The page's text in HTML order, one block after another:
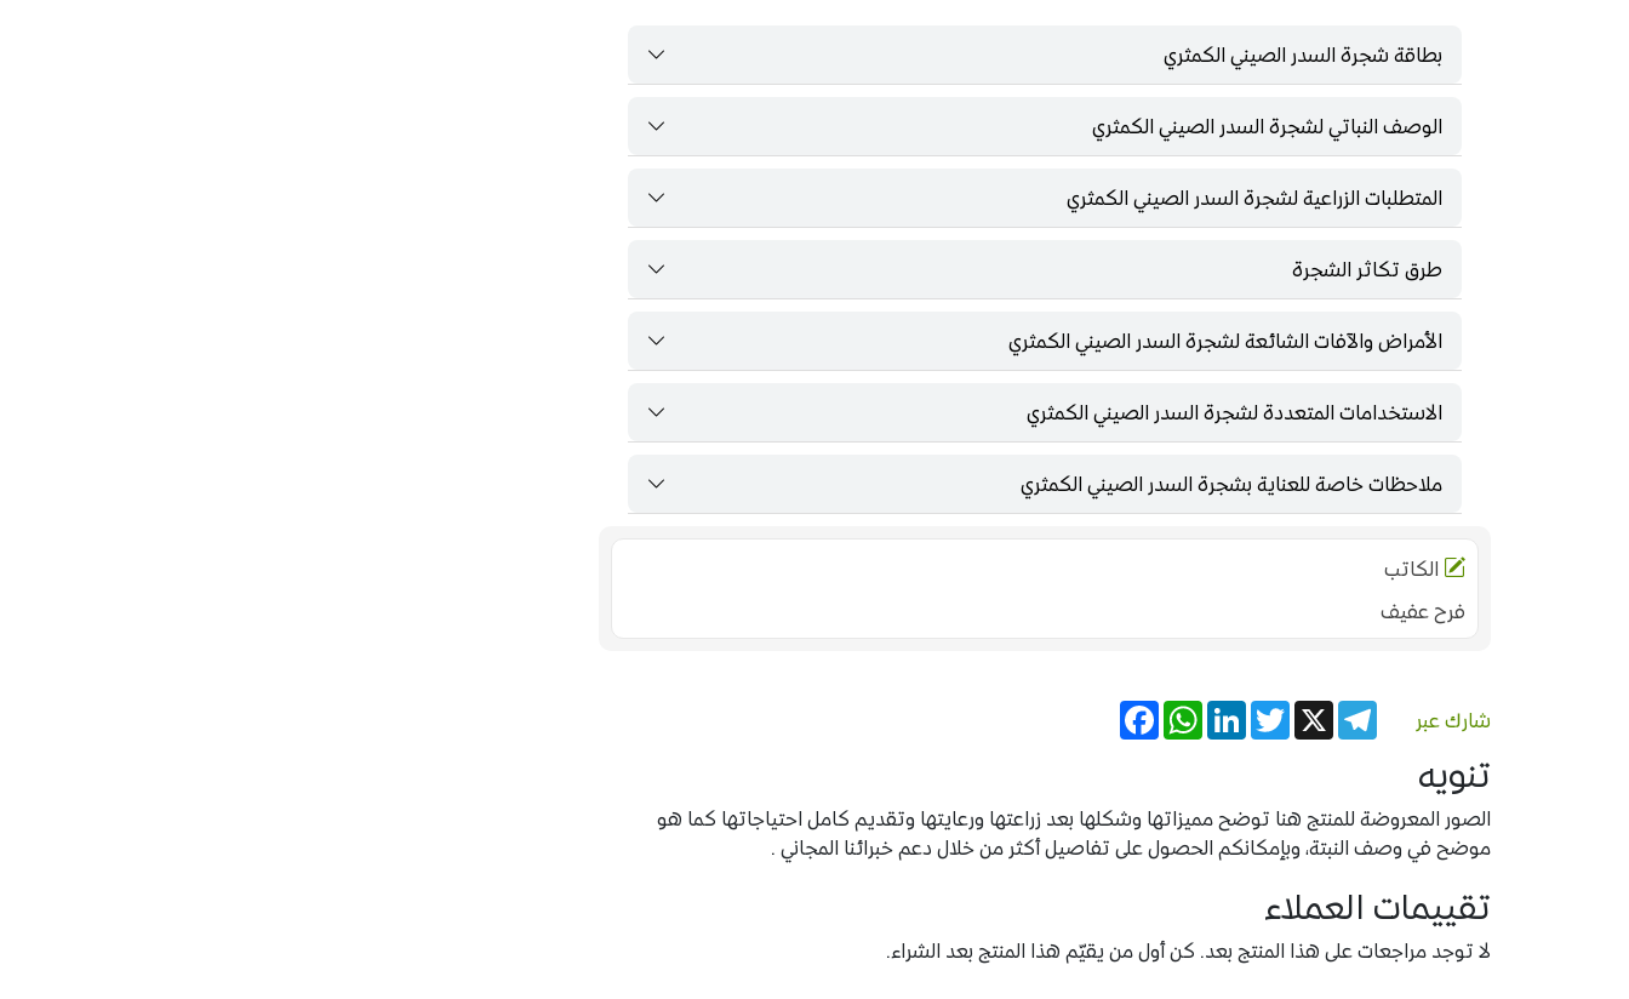
بطاقة شجرة السدر الصيني الكمثري
الوصف النباتي لشجرة السدر الصيني الكمثري
المتطلبات الزراعية لشجرة السدر الصيني الكمثري
طرق تكاثر الشجرة
الأمراض والآفات الشائعة لشجرة السدر الصيني الكمثري
الاستخدامات المتعددة لشجرة السدر الصيني الكمثري
ملاحظات خاصة للعناية بشجرة السدر الصيني الكمثري
الكاتب
فرح عفيف
شارك عبر FacebookWhatsAppLinkedInTwitter X
Telegram
تنويه
الصور المعروضة للمنتج هنا توضح مميزاتها وشكلها بعد زراعتها ورعايتها وتقديم كامل احتياجاتها كما هو
موضح في وصف النبتة، وبإمكانكم الحصول على تفاصيل أكثر من خلال دعم خبرائنا المجاني .
تقييمات العملاء
لا توجد مراجعات على هذا المنتج بعد. كن أول من يقيّم هذا المنتج بعد الشراء.